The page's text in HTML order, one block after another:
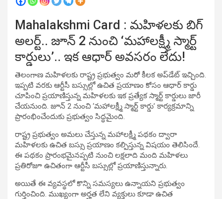
Mahalakshmi Card : మహిళలకు బిగ్
అలర్ట్.. జూన్ 2 నుంచి ‘మహాలక్ష్మీ స్మార్ట్
కార్డులు’.. ఇక ఆధార్ అవసరం లేదు!
తెలంగాణ మహిళలకు రాష్ట్ర ప్రభుత్వం మరో కీలక అప్‌డేట్ ఇచ్చింది.
ఇప్పటి వరకు ఆర్టీసీ బస్సుల్లో ఉచిత ప్రయాణం కోసం ఆధార్ కార్డు
చూపించి ప్రయాణిస్తున్న మహిళలకు ఇక ప్రత్యేక స్మార్ట్ కార్డులు జారీ
చేయనుంది. జూన్ 2 నుంచి ‘మహాలక్ష్మీ స్మార్ట్ కార్డు’ కార్యక్రమాన్ని
ప్రారంభించేందుకు ప్రభుత్వం సిద్ధమైంది.
రాష్ట్ర ప్రభుత్వం అమలు చేస్తున్న మహాలక్ష్మీ పథకం ద్వారా
మహిళలకు ఉచిత బస్సు ప్రయాణం కల్పిస్తున్న విషయం తెలిసిందే.
ఈ పథకం ప్రారంభమైనప్పటి నుంచి లక్షలాది మంది మహిళలు
ప్రతిరోజూ ఉచితంగా ఆర్టీసీ బస్సుల్లో ప్రయాణిస్తున్నారు.
అయితే ఈ వ్యవస్థలో కొన్ని సమస్యలు ఉన్నాయని ప్రభుత్వం
గుర్తించింది. ముఖ్యంగా అర్హత లేని వ్యక్తులు కూడా ఉచిత